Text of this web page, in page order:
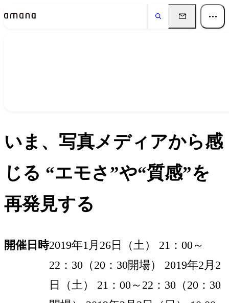
いま、写真メディアから感
じる “エモさ”や“質感”を
再発見する
開催日時2019年1月26日（土） 21：00～
22：30（20：30開場） 2019年2月2
日（土） 21：00～22：30（20：30